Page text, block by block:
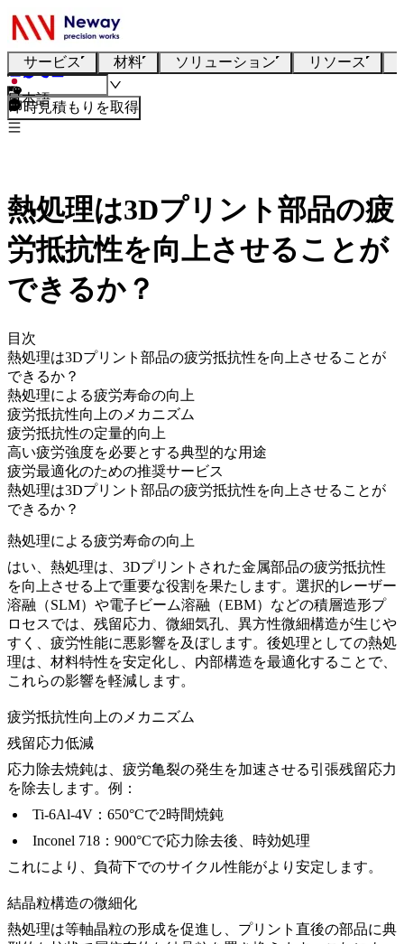
サービス 材料 ソリューション リソース
日本語
即時見積もりを取得
熱処理は3Dプリント部品の疲
労抵抗性を向上させることが
できるか？
目次
熱処理は3Dプリント部品の疲労抵抗性を向上させることが
できるか？
熱処理による疲労寿命の向上
疲労抵抗性向上のメカニズム
疲労抵抗性の定量的向上
高い疲労強度を必要とする典型的な用途
疲労最適化のための推奨サービス
熱処理は3Dプリント部品の疲労抵抗性を向上させることが
できるか？
熱処理による疲労寿命の向上
はい、 熱処理は、3Dプリントされた金属部品の疲労抵抗性
を向上させる上で重要な役割を果たします。 選択的レーザー
溶融（SLM） や電子ビーム溶融（EBM） などの積層造形プ
ロセスでは、残留応力、微細気孔、異方性微細構造が生じや
すく、疲労性能に悪影響を及ぼします。後処理としての熱処
理は、材料特性を安定化し、内部構造を最適化することで、
これらの影響を軽減します。
疲労抵抗性向上のメカニズム
残留応力低減
応力除去焼鈍は、疲労亀裂の発生を加速させる引張残留応力
を除去します。例：
Ti-6Al-4V ：650°Cで2時間焼鈍
Inconel 718 ：900°Cで応力除去後、時効処理
これにより、負荷下でのサイクル性能がより安定します。
結晶粒構造の微細化
熱処理は等軸晶粒の形成を促進し、プリント直後の部品に典